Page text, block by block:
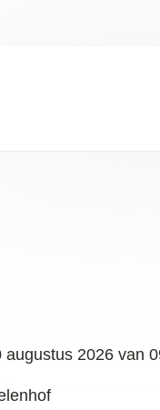
augustus 2026 van